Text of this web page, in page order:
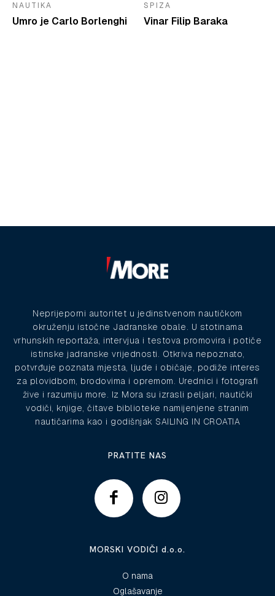
NAUTIKA
Umro je Carlo Borlenghi
SPIZA
Vinar Filip Baraka
Neprijeporni autoritet u jedinstvenom nautičkom
okruženju istočne Jadranske obale. U stotinama
vrhunskih reportaža, intervjua i testova promovira i potiče
istinske jadranske vrijednosti. Otkriva nepoznato,
potvrđuje poznata mjesta, ljude i običaje, podiže interes
za plovidbom, brodovima i opremom. Urednici i fotografi
žive i razumiju more. Iz Mora su izrasli peljari, nautički
vodiči, knjige, čitave biblioteke namijenjene stranim
nautičarima kao i godišnjak SAILING IN CROATIA
PRATITE NAS
MORSKI VODIČI d.o.o.
O nama
Oglašavanje